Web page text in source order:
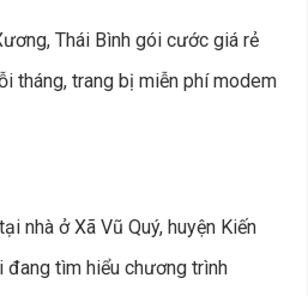
Thái Bình gói cước giá rẻ
tháng, trang bị miễn phí modem
nhà ở Xã Vũ Quý, huyện Kiến
đang tìm hiểu chương trình